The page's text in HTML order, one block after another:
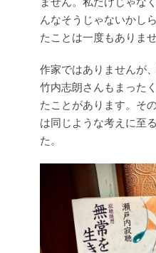
んなそうじゃないか
たことは一度もありませ
作家ではありませんが
竹内志朗さんもまった
たことがあります。そ
は同じような考えに至
た。